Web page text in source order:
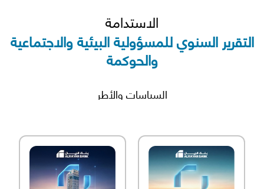
الاستدامة
التقرير السنوي للمسؤولية البيئية والاجتماعية
والحوكمة
السياسات والأطر